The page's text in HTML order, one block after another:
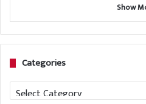
Show
Categories
Categories